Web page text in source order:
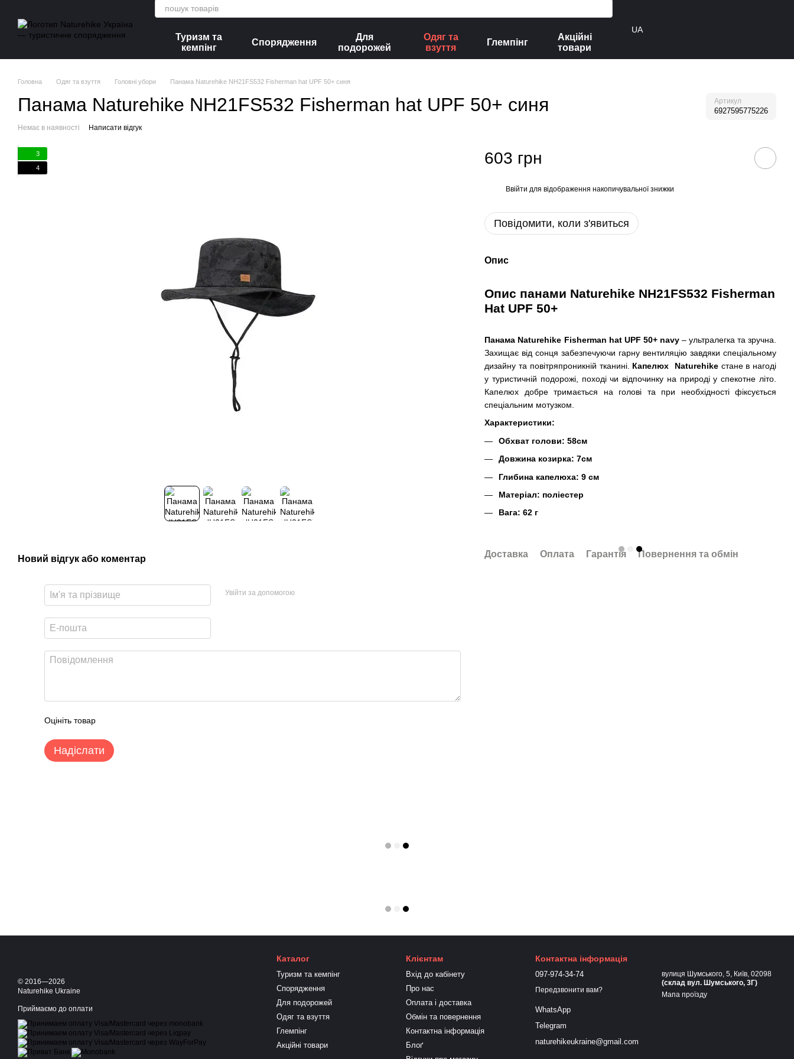
Туризм та
кемпінг
Спорядження
Для
подорожей
Одяг та
взуття
Глемпінг
Акційні
товари
UA
Головна Одяг та взуття Головні убори Панама Naturehike NH21FS532 Fisherman hat UPF 50+ синя
Панама Naturehike NH21FS532 Fisherman hat UPF 50+ синя Артикул
6927595775226
Немає в наявності Написати відгук
3
4
Новий відгук або коментар
Увійти за допомогою
Оцініть товар
Надіслати
603 грн
Ввійти для відображення накопичувальної знижки
Повідомити, коли з'явиться
Опис
Опис панами Naturehike NH21FS532 Fisherman
Hat UPF 50+
Панама Naturehike Fisherman hat UPF 50+ navy– ультралегка та зручна.
Захищає від сонця забезпечуючи гарну вентиляцію завдяки спеціальному
дизайну та повітряпроникній тканині. Капелюх Naturehikeстане в нагоді
у туристичній подорожі, поході чи відпочинку на природі у спекотне літо.
Капелюх добре тримається на голові та при необхідності фіксується
спеціальним мотузком.
Характеристики:
Обхват голови: 58см
Довжина козирка: 7см
Глибина капелюха: 9 см
Матеріал: поліестер
Вага: 62 г
Доставка Оплата Гарантія Повернення та обмін
© 2016—2026
Naturehike Ukraine
Приймаємо до оплати
Каталог
Туризм та кемпінг
Спорядження
Для подорожей
Одяг та взуття
Глемпінг
Акційні товари
Клієнтам
Вхід до кабінету
Про нас
Оплата і доставка
Обмін та повернення
Контактна інформація
Блоґ
Контактна інформація
097-974-34-74
Передзвонити вам?
WhatsApp
Telegram
naturehikeukraine@gmail.com
вулиця Шумського, 5, Київ, 02098
(склад вул. Шумського, 3Г)
Мапа проїзду